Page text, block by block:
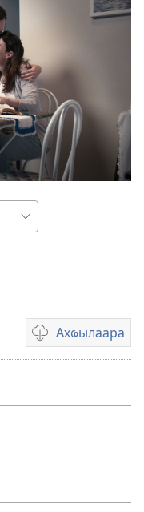
Ахҩылаара
Авидеонҵамҭа
аҭаҩразы